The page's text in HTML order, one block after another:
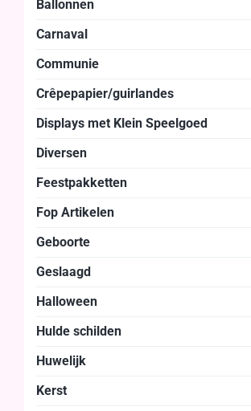
Ballonnen
Carnaval
Communie
Crêpepapier/guirlandes
Displays met Klein Speelgoed
Diversen
Feestpakketten
Fop Artikelen
Geboorte
Geslaagd
Halloween
Hulde schilden
Huwelijk
Kerst